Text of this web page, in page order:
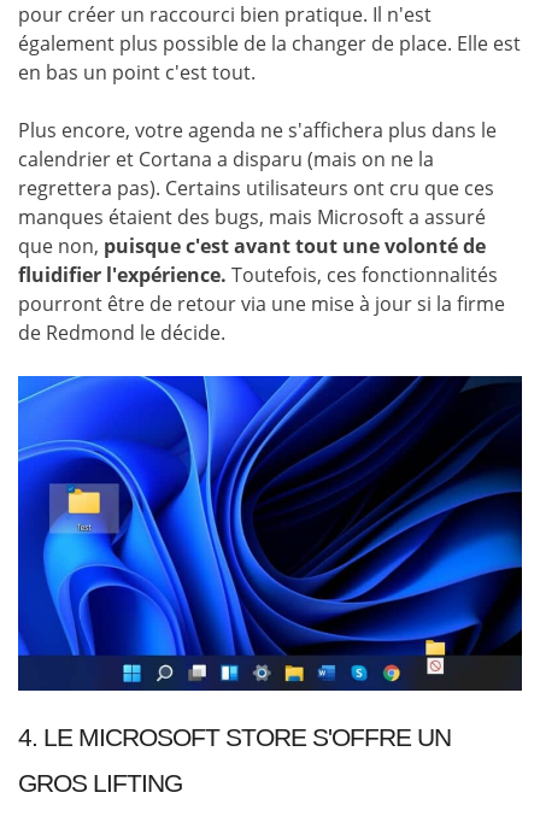
pour créer un raccourci bien pratique. Il n'est
également plus possible de la changer de place. Elle est
en bas un point c'est tout.
Plus encore, votre agenda ne s'affichera plus dans le
calendrier et Cortana a disparu (mais on ne la
regrettera pas). Certains utilisateurs ont cru que ces
manques étaient des bugs, mais Microsoft a assuré
que non, puisque c'est avant tout une volonté de
fluidifier l'expérience. Toutefois, ces fonctionnalités
pourront être de retour via une mise à jour si la firme
de Redmond le décide.
4. LE MICROSOFT STORE S'OFFRE UN
GROS LIFTING